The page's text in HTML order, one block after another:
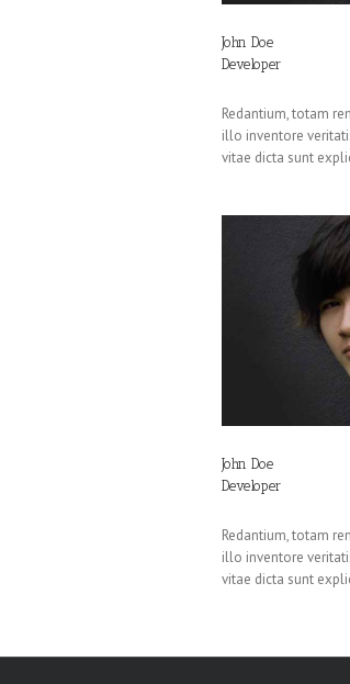
John Doe
Developer
Redantium, totam
illo inventore
vitae dicta sunt
John Doe
Developer
Redantium, totam
illo inventore
vitae dicta sunt